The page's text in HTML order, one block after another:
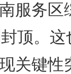
服务区
顶。这
关键性